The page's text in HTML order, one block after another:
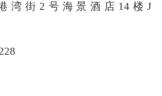
街2号海景酒店14楼J
0411-82820228